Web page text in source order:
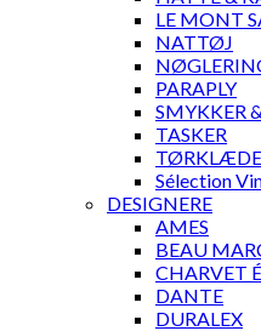
LE MONT
NATTØJ
PARAPLY
SMYKKER
TASKER
Sélection
DESIGNERE
AMES
BEAU
CHARVET
DANTE
DURALEX